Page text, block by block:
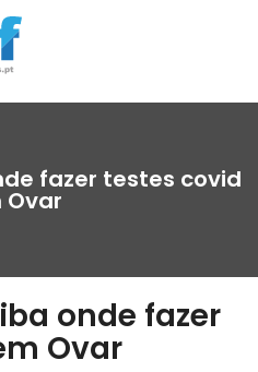
fazer testes covid
Ovar
onde fazer
Ovar